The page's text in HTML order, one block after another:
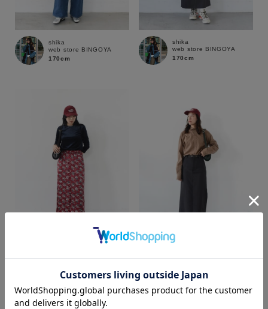
shika
web store BINGOYA
170cm
shika
web store BINGOYA
170cm
172cm
170cm